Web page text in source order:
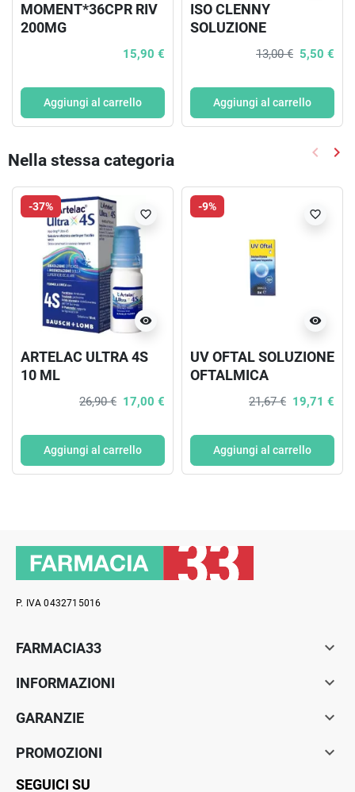
MOMENT*36CPR RIV
200MG
15,90 €
Aggiungi al carrello
ISO CLENNY
SOLUZIONE
ISOTONICA
BIOMARINA SPRAY
100 ML
13,00 € 5,50 €
Aggiungi al carrello
Nella stessa categoria keyboard_arrow_left keyboard_arrow_right
-37%
visibility
favorite_border
ARTELAC ULTRA 4S
10 ML
26,90 € 17,00 €
Aggiungi al carrello
-9%
visibility
favorite_border
UV OFTAL SOLUZIONE
OFTALMICA
LUBRIFICANTE
FOTOPROTETTIVA 10
21,67 € 19,71 €
Aggiungi al carrello
P. IVA 0432715016
FARMACIA33 
INFORMAZIONI 
GARANZIE 
PROMOZIONI 
SEGUICI SU